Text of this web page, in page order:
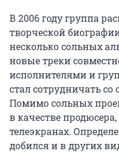
В 2006 году группа
творческой
несколько сольных
новые треки
исполнителями и
стал сотрудничать
Помимо сольных
в качестве
телеэкранах.
добился и в других